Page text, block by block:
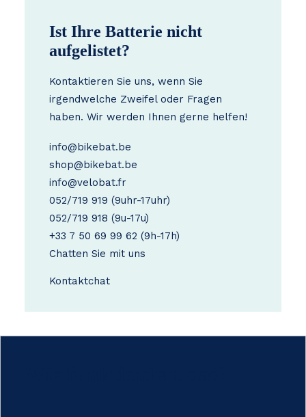
Ist Ihre Batterie nicht
aufgelistet?
Kontaktieren Sie uns, wenn Sie
irgendwelche Zweifel oder Fragen
haben. Wir werden Ihnen gerne helfen!
info@bikebat.be
shop@bikebat.be
info@velobat.fr
052/719 919 (9uhr-17uhr)
052/719 918 (9u-17u)
+33 7 50 69 99 62 (9h-17h)
Chatten Sie mit uns
Kontaktchat